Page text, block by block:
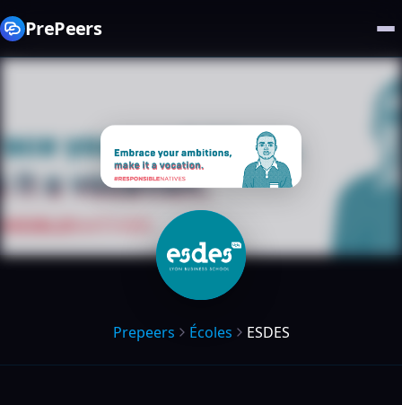
PrePeers
Prepeers Écoles ESDES